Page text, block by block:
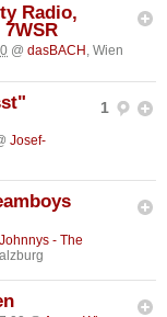
Radio,
@ dasBACH , Wien
1
Josef-
Johnnys - The